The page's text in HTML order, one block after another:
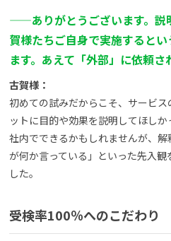
——ありがとうございます。
賀様たちご自身で実施すると
ます。あえて「外部」に依頼さ
古賀様：
初めての試みだからこそ、サービ
ットに目的や効果を説明してほし
社内でできるかもしれませんが、
が何か言っている」といった先入
した。
受検率100％へのこだわり